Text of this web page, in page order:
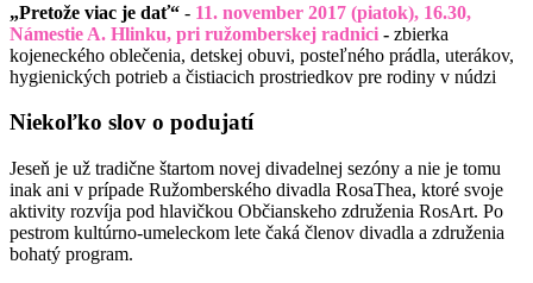
„Pretože viac je dať“ - 11. november 2017 (piatok), 16.30,
Námestie A. Hlinku, pri ružomberskej radnici - zbierka
kojeneckého oblečenia, detskej obuvi, posteľného prádla, uterákov,
hygienických potrieb a čistiacich prostriedkov pre rodiny v núdzi
Niekoľko slov o podujatí
Jeseň je už tradične štartom novej divadelnej sezóny a nie je tomu
inak ani v prípade Ružomberského divadla RosaThea, ktoré svoje
aktivity rozvíja pod hlavičkou Občianskeho združenia RosArt. Po
pestrom kultúrno-umeleckom lete čaká členov divadla a združenia
bohatý program.